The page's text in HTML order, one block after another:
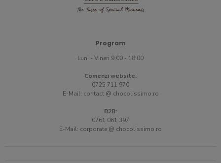
Program
Luni - Vineri 9:00 - 18:00
Comenzi website:
0725 711 970
E-Mail: contact @ chocolissimo.ro
B2B:
0761 061 397
E-Mail: corporate @ chocolissimo.ro